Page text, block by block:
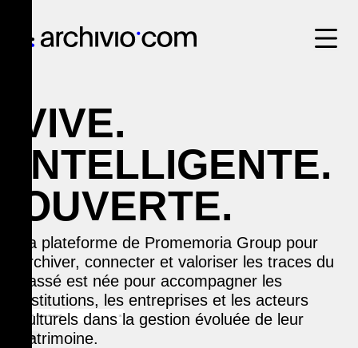
VIVE.
INTELLIGENTE.
OUVERTE.
La plateforme de Promemoria Group pour
archiver, connecter et valoriser les traces du
passé est née pour accompagner les
institutions, les entreprises et les acteurs
culturels dans la gestion évoluée de leur
patrimoine.